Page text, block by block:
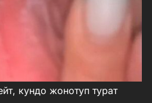
кундо жонотуп турат